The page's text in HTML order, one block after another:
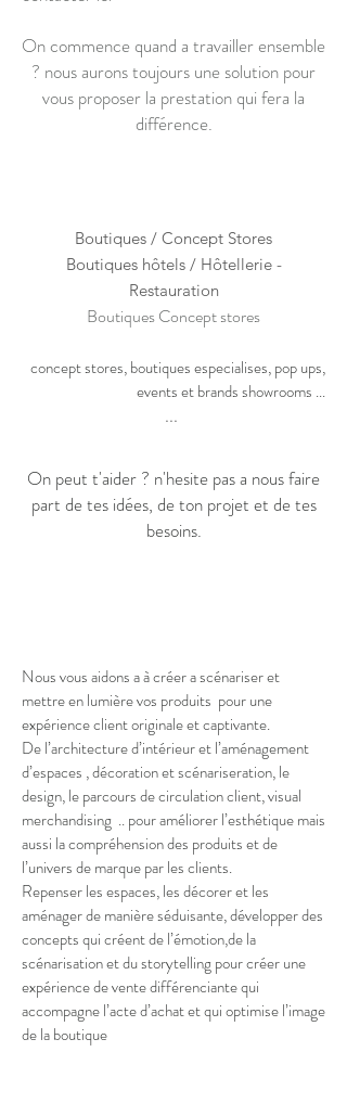
On commence quand a travailler ensemble
? nous aurons toujours une solution pour
vous proposer la prestation qui fera la
différence.
Boutiques / Concept Stores
Boutiques hôtels / Hôtellerie-
Restauration
BoutiquesConcept stores
concept stores, boutiques especialises, pop ups,
events et brands showrooms ...
...
On peut t'aider ? n'hesite pas a nous faire
part de tes idées, de ton projet et de tes
besoins.
Nous vous aidons a à créer a scénariser et
mettre en lumière vos produits pour une
expérience client originale et captivante.
De l’architecture d’intérieur et l’aménagement
d’espaces , décoration et scénariseration, le
design, le parcours de circulation client, visual
merchandising .. pour améliorer l’esthétique mais
aussi la compréhension des produits et de
l’univers de marque par les clients.
Repenser les espaces, les décorer et les
aménager de manière séduisante, développer des
concepts qui créent de l’émotion,de la
scénarisation et du storytelling pour créer une
expérience de vente différenciante qui
accompagne l’acte d’achat et qui optimise l’image
de la boutique